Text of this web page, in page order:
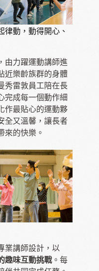
律動，動得開心、
由力躍運動講師進
近樂齡族群的身體
秀雷敦員工陪在長
完成每一個動作細
作最貼心的運動夥
全又溫馨，讓長者
來的快樂。
業講師設計，以
趣味互動挑戰。每